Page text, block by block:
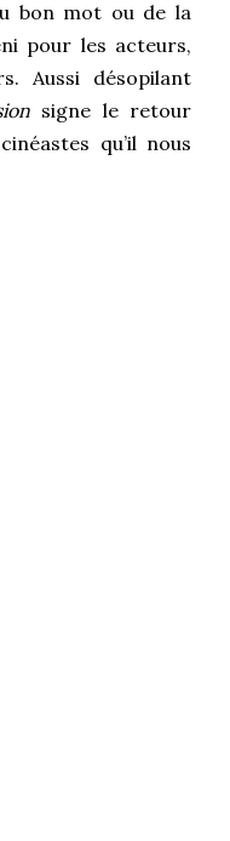
bon mot ou de la
pour les acteurs,
Aussi désopilant
signe le retour
qu’il nous